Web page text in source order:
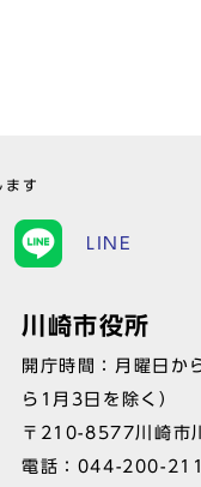
ます
LINE
川崎市役所
開庁時間：月曜日
ら1月3日を除く）
〒210-8577川崎市
電話： 044-200-